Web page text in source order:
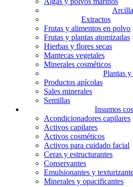
Extractos
Frutas y alimentos en polvo
Frutas y plantas atomizadas
Hierbas y flores secas
Mantecas vegetales
Minerales cosméticos
Plantas
Productos apícolas
Sales minerales
Semillas
Insumos
Acondicionadores capilares
Activos capilares
Activos cosméticos
Activos para cuidado facial
Ceras y estructurantes
Conservantes
Emulsionantes y
Minerales y opacificantes